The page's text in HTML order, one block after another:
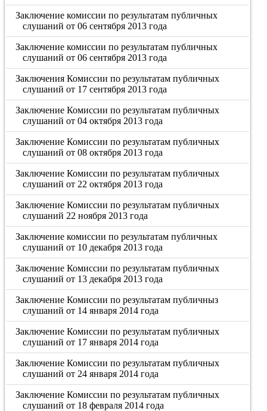
Заключение комиссии по результатам публичных
слушаний от 06 сентября 2013 года
Заключение комиссии по результатам публичных
слушаний от 06 сентября 2013 года
Заключения Комиссии по результатам публичных
слушаний от 17 сентября 2013 года
Заключение Комиссии по результатам публичных
слушаний от 04 октября 2013 года
Заключение Комиссии по результатам публичных
слушаний от 08 октября 2013 года
Заключение Комиссии по результатам публичных
слушаний от 22 октября 2013 года
Заключение Комиссии по результатам публичных
слушаний 22 ноября 2013 года
Заключение комиссии по результатам публичных
слушаний от 10 декабря 2013 года
Заключение Комиссии по результатам публичных
слушаний от 13 декабря 2013 года
Заключение Комиссии по результатам публичныз
слушаний от 14 января 2014 года
Заключение Комиссии по результатам публичных
слушаний от 17 января 2014 года
Заключение Комиссии по результатам публичных
слушаний от 24 января 2014 года
Заключение Комиссии по результатам публичных
слушаний от 18 февраля 2014 года